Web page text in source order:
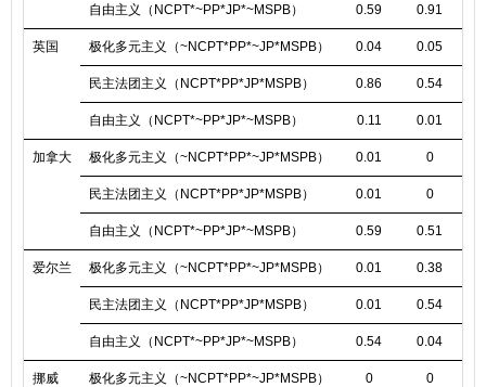
自由主义（NCPT*~PP*JP*~MSPB） 0.59 0.91
英国 极化多元主义（~NCPT*PP*~JP*MSPB） 0.04 0.05
民主法团主义（NCPT*PP*JP*MSPB） 0.86 0.54
自由主义（NCPT*~PP*JP*~MSPB） 0.11 0.01
加拿大 极化多元主义（~NCPT*PP*~JP*MSPB） 0.01 0
民主法团主义（NCPT*PP*JP*MSPB） 0.01 0
自由主义（NCPT*~PP*JP*~MSPB） 0.59 0.51
爱尔兰 极化多元主义（~NCPT*PP*~JP*MSPB） 0.01 0.38
民主法团主义（NCPT*PP*JP*MSPB） 0.01 0.54
自由主义（NCPT*~PP*JP*~MSPB） 0.54 0.04
挪威 极化多元主义（~NCPT*PP*~JP*MSPB） 0 0